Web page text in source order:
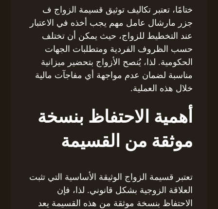
ختامًا، تعتبر تكاليف توثيق قسيمة الزواج ف
جزر مارشال عامل مهم يجب أخذه في الاعتبار
عند التخطيط للزواج، حيث يمكن أن تختلف
حسب الظروف الفردية ومتطلبات الجهات
الحكومية. لذا، يُنصح الأزواج بتحضير ميزانية
مناسبة لضمان عدم مواجهة أي مفاجآت مالية
خلال هذه العملية.
أهمية الاحتفاظ بنسخة
موثقة من القسيمة
تعتبر قسيمة الزواج الوثيقة الأساسية التي تثبت
العلاقة الزوجية بشكل قانوني. لذا، فإن
الاحتفاظ بنسخة موثقة من هذه القسيمة يعد